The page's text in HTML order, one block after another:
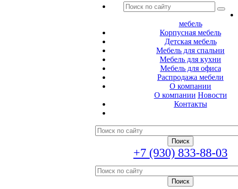
мебель
Корпусная мебель
Детская мебель
Мебель для спальни
Мебель для кухни
Мебель для офиса
Распродажа мебели
О компании
О компании Новости
Контакты
+7 (930) 833-88-03